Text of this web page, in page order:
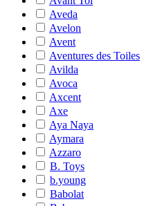
Aveda
Avelon
Avent
Aventures des Toiles
Avilda
Avoca
Axcent
Axe
Aya Naya
Aymara
Azzaro
B. Toys
b.young
Babolat